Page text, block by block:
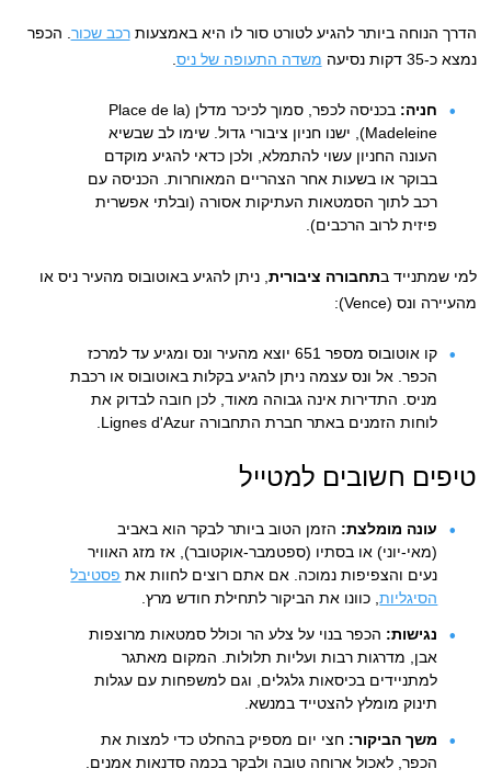
הדרך הנוחה ביותר להגיע לטורט סור לו היא באמצעותרכב שכור . הכפר
נמצא כ-35 דקות נסיעה
משדה התעופה של ניס
חניה:
בכניסה לכפר, סמוך לכיכר מדלן (Place de la
Madeleine), ישנו חניון ציבורי גדול. שימו לב שבשיא
העונה החניון עשוי להתמלא, ולכן כדאי להגיע מוקדם
בבוקר או בשעות אחר הצהריים המאוחרות. הכניסה עם
רכב לתוך הסמטאות העתיקות אסורה (ובלתי אפשרית
פיזית לרוב הרכבים).
למי שמתנייד בתחבורה ציבורית , ניתן להגיע באוטובוס מהעיר ניס או
מהעיירה ונס (Vence):
קו אוטובוס מספר 651 יוצא מהעיר ונס ומגיע עד למרכז
הכפר. אל ונס עצמה ניתן להגיע בקלות באוטובוס או רכבת
מניס. התדירות אינה גבוהה מאוד, לכן חובה לבדוק את
לוחות הזמנים באתר חברת התחבורה Lignes d'Azur.
טיפים חשובים למטייל
עונה מומלצת: הזמן הטוב ביותר לבקר הוא באביב
(מאי-יוני) או בסתיו (ספטמבר-אוקטובר), אז מזג האוויר
נעים והצפיפות נמוכה. אם אתם רוצים לחוות את פסטיבל
הסיגליות, כוונו את הביקור לתחילת חודש מרץ.
נגישות: הכפר בנוי על צלע הר וכולל סמטאות מרוצפות
אבן, מדרגות רבות ועליות תלולות. המקום מאתגר
למתניידים בכיסאות גלגלים, וגם למשפחות עם עגלות
תינוק מומלץ להצטייד במנשא.
משך הביקור: חצי יום מספיק בהחלט כדי למצות את
הכפר, לאכול ארוחה טובה ולבקר בכמה סדנאות אמנים.